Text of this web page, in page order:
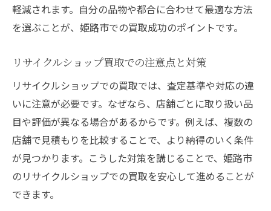
軽減されます。自分の品物や都合に合わせて最適な方法
を選ぶことが、姫路市での買取成功のポイントです。
リサイクルショップ買取での注意点と対策
リサイクルショップでの買取では、査定基準や対応の違
いに注意が必要です。なぜなら、店舗ごとに取り扱い品
目や評価が異なる場合があるからです。例えば、複数の
店舗で見積もりを比較することで、より納得のいく条件
が見つかります。こうした対策を講じることで、姫路市
のリサイクルショップでの買取を安心して進めることが
できます。